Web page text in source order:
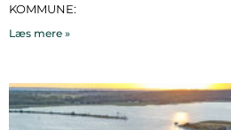
KOMMUNE:
Læs mere »